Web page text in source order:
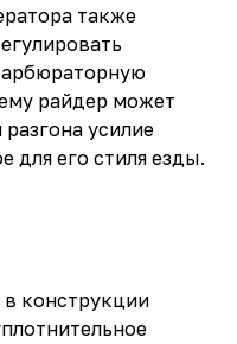
также
райдер может
усилие
для его стиля езды.
конструкции